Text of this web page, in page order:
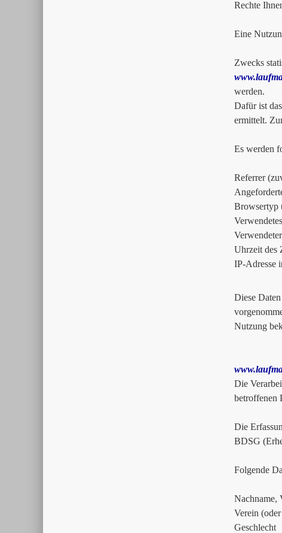
Rechte
Eine
Zwecks
werden.
Dafür ist
ermittelt.
Es werden
Referrer
Browsertyp
Uhrzeit des
IP-Adresse
Diese
Nutzung
Die
betroffenen
Die
BDSG
Folgende
Nachname,
Verein
Geschlecht